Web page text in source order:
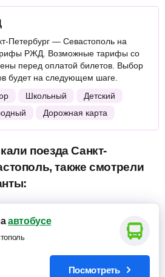
Петербург — Севастополь на
РЖД. Возможные тарифы со
перед оплатой билетов. Выбор
будет на следующем шаге.
Школьный
Детский
Дорожная карта
также смотрели
автобусе
Посмотреть